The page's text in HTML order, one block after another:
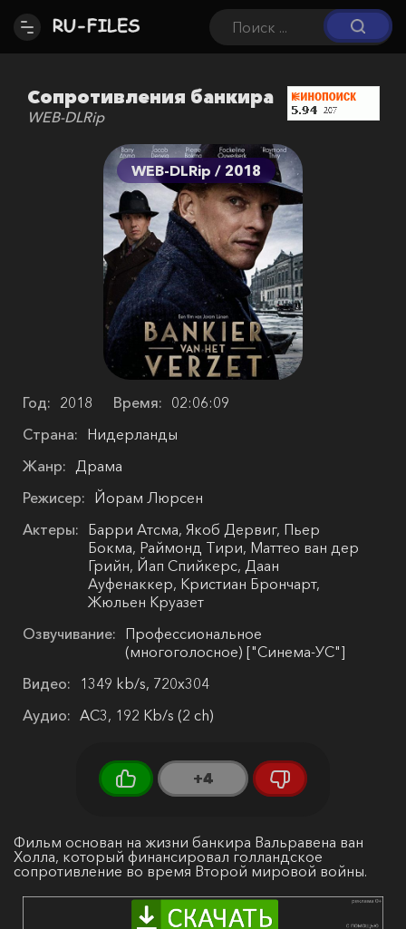
Сопротивления банкира
WEB-DLRip
WEB-DLRip / 2018
Год: 2018 Время: 02:06:09
Страна: Нидерланды
Жанр:
Драма
Режисер: Йорам Люрсен
Актеры: Барри Атсма, Якоб Дервиг, Пьер
Бокма, Раймонд Тири, Маттео ван дер
Грийн, Йап Спийкерс, Даан
Ауфенаккер, Кристиан Брончарт,
Жюльен Круазет
Озвучивание: Профессиональное
(многоголосное) ["Синема-УС"]
Видео:
1349 kb/s, 720x304
Аудио: AC3, 192 Kb/s (2 ch)
+4
Фильм основан на жизни банкира Вальравена ван
Холла, который финансировал голландское
сопротивление во время Второй мировой войны.